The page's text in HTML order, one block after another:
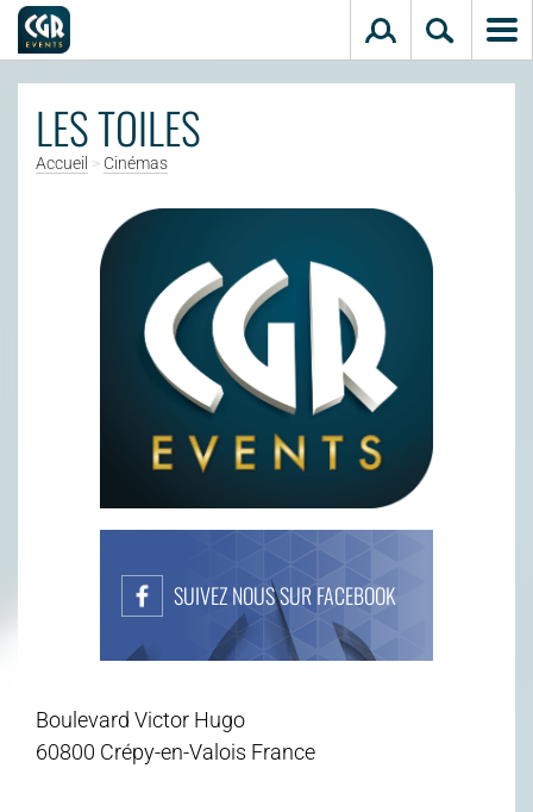
LES TOILES
Accueil > Cinémas
SUIVEZ NOUS SUR FACEBOOK
Boulevard Victor Hugo
60800 Crépy-en-Valois France